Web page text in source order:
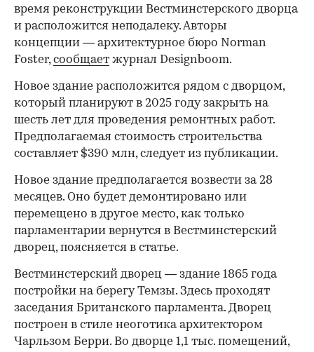
время реконструкции Вестминстерского дворца
и расположится неподалеку. Авторы
концепции — архитектурное бюро Norman
Foster,сообщает журнал Designboom.
Новое здание расположится рядом с дворцом,
который планируют в 2025 году закрыть на
шесть лет для проведения ремонтных работ.
Предполагаемая стоимость строительства
составляет $390 млн, следует из публикации.
Новое здание предполагается возвести за 28
месяцев. Оно будет демонтировано или
перемещено в другое место, как только
парламентарии вернутся в Вестминстерский
дворец, поясняется в статье.
Вестминстерский дворец — здание 1865 года
постройки на берегу Темзы. Здесь проходят
заседания Британского парламента. Дворец
построен в стиле неоготика архитектором
Чарльзом Берри. Во дворце 1,1 тыс. помещений,